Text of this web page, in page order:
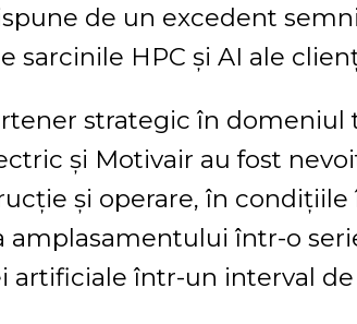
de un excedent
sarcinile HPC și AI ale
strategic în domeniul
și Motivair au fost
și operare, în condițiile
amplasamentului într-o
într-un interval de